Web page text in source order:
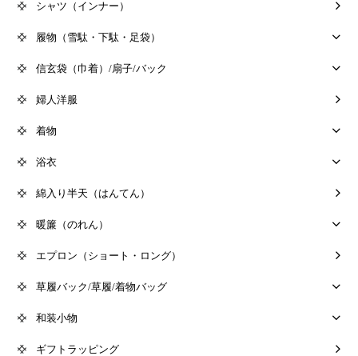
シャツ（インナー）
履物（雪駄・下駄・足袋）
信玄袋（巾着）/扇子/バック
婦人洋服
着物
浴衣
綿入り半天（はんてん）
暖簾（のれん）
エプロン（ショート・ロング）
草履バック/草履/着物バッグ
和装小物
ギフトラッピング